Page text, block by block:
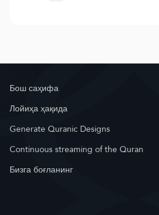
Бош саҳифа
Лойиҳа ҳақида
Generate Quranic Designs
Continuous streaming of the Quran
Бизга боғланинг